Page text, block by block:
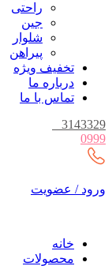
راحتی
جین
شلوار
پیراهن
تخفیف ویژه
درباره ما
تماس با ما
3143329
0999
ورود / عضویت
خانه
محصولات